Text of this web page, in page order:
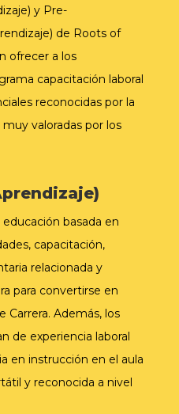
y Pre-
de Roots of
ofrecer a los
capacitación laboral
reconocidas por la
valoradas por los
basada en
capacitación,
relacionada y
para convertirse en
Carrera. Además, los
de experiencia laboral
en instrucción en el aula
y reconocida a nivel